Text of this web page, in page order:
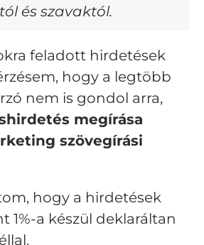
és szavaktól.
feladott hirdetések
hogy a legtöbb
nem is gondol arra,
megírása
szövegírási
hogy a hirdetések
1%-a készül deklaráltan